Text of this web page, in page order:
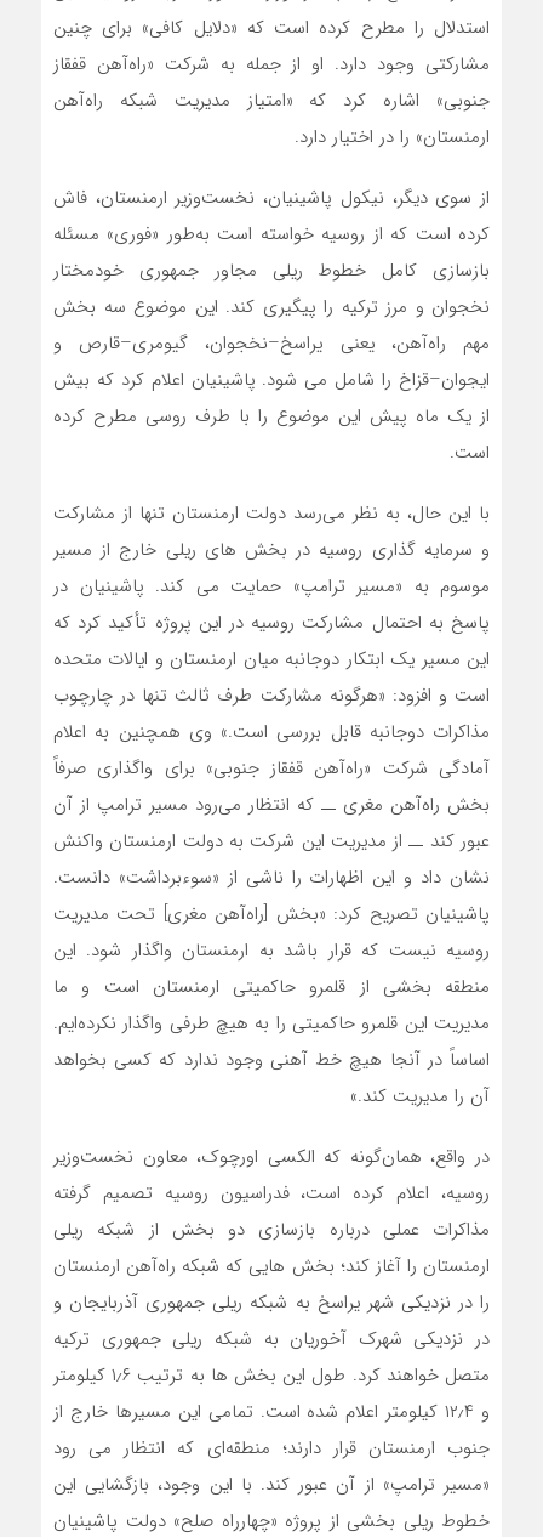
استدلال را مطرح کرده است که «دلایل کافی» برای چنین
مشارکتی وجود دارد. او از جمله به شرکت «راه‌آهن قفقاز
جنوبی» اشاره کرد که «امتیاز مدیریت شبکه راه‌آهن
ارمنستان» را در اختیار دارد.
از سوی دیگر، نیکول پاشینیان، نخست‌وزیر ارمنستان، فاش
کرده است که از روسیه خواسته است به‌طور «فوری» مسئله
بازسازی کامل خطوط ریلی مجاور جمهوری خودمختار
نخجوان و مرز ترکیه را پیگیری کند. این موضوع سه بخش
مهم راه‌آهن، یعنی یراسخ–نخجوان، گیومری–قارص و
ایجوان–قزاخ را شامل می ‌شود. پاشینیان اعلام کرد که بیش
از یک ماه پیش این موضوع را با طرف روسی مطرح کرده
است.
با این حال، به نظر می‌رسد دولت ارمنستان تنها از مشارکت
و سرمایه‌ گذاری روسیه در بخش ‌های ریلی خارج از مسیر
موسوم به «مسیر ترامپ» حمایت می ‌کند. پاشینیان در
پاسخ به احتمال مشارکت روسیه در این پروژه تأکید کرد که
این مسیر یک ابتکار دوجانبه میان ارمنستان و ایالات متحده
است و افزود: «هرگونه مشارکت طرف ثالث تنها در چارچوب
مذاکرات دوجانبه قابل بررسی است.» وی همچنین به اعلام
آمادگی شرکت «راه‌آهن قفقاز جنوبی» برای واگذاری صرفاً
بخش راه‌آهن مغری ــ که انتظار می‌رود مسیر ترامپ از آن
عبور کند ــ از مدیریت این شرکت به دولت ارمنستان واکنش
نشان داد و این اظهارات را ناشی از «سوءبرداشت» دانست.
پاشینیان تصریح کرد: «بخش [راه‌آهن مغری] تحت مدیریت
روسیه نیست که قرار باشد به ارمنستان واگذار شود. این
منطقه بخشی از قلمرو حاکمیتی ارمنستان است و ما
مدیریت این قلمرو حاکمیتی را به هیچ طرفی واگذار نکرده‌ایم.
اساساً در آنجا هیچ خط آهنی وجود ندارد که کسی بخواهد
آن را مدیریت کند.»
در واقع، همان‌گونه که الکسی اورچوک، معاون نخست‌وزیر
روسیه، اعلام کرده است، فدراسیون روسیه تصمیم گرفته
مذاکرات عملی درباره بازسازی دو بخش از شبکه ریلی
ارمنستان را آغاز کند؛ بخش ‌هایی که شبکه راه‌آهن ارمنستان
را در نزدیکی شهر یراسخ به شبکه ریلی جمهوری آذربایجان و
در نزدیکی شهرک آخوریان به شبکه ریلی جمهوری ترکیه
متصل خواهند کرد. طول این بخش ‌ها به ترتیب ۱٫۶ کیلومتر
و ۱۲٫۴ کیلومتر اعلام شده است. تمامی این مسیرها خارج از
جنوب ارمنستان قرار دارند؛ منطقه‌ای که انتظار می ‌رود
«مسیر ترامپ» از آن عبور کند. با این وجود، بازگشایی این
خطوط ریلی بخشی از پروژه «چهارراه صلح» دولت پاشینیان